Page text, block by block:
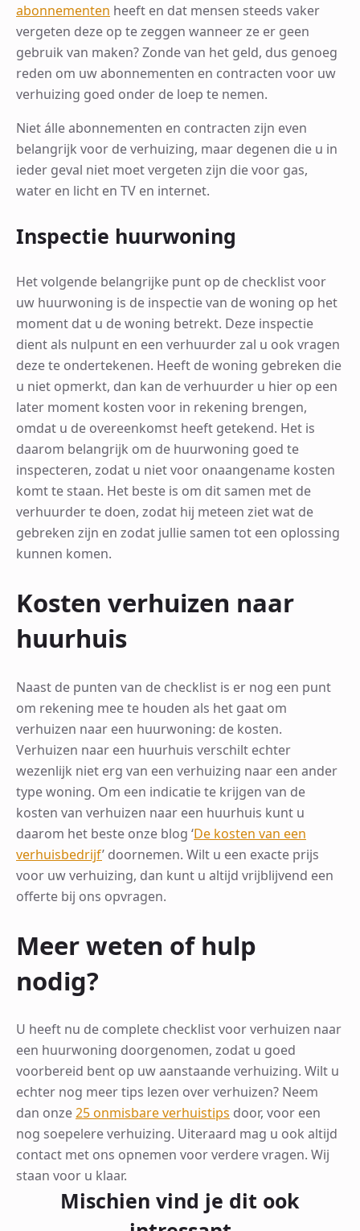
abonnementen heeft en dat mensen steeds vaker
vergeten deze op te zeggen wanneer ze er geen
gebruik van maken? Zonde van het geld, dus genoeg
reden om uw abonnementen en contracten voor uw
verhuizing goed onder de loep te nemen.
Niet álle abonnementen en contracten zijn even
belangrijk voor de verhuizing, maar degenen die u in
ieder geval niet moet vergeten zijn die voor gas,
water en licht en TV en internet.
Inspectie huurwoning
Het volgende belangrijke punt op de checklist voor
uw huurwoning is de inspectie van de woning op het
moment dat u de woning betrekt. Deze inspectie
dient als nulpunt en een verhuurder zal u ook vragen
deze te ondertekenen. Heeft de woning gebreken die
u niet opmerkt, dan kan de verhuurder u hier op een
later moment kosten voor in rekening brengen,
omdat u de overeenkomst heeft getekend. Het is
daarom belangrijk om de huurwoning goed te
inspecteren, zodat u niet voor onaangename kosten
komt te staan. Het beste is om dit samen met de
verhuurder te doen, zodat hij meteen ziet wat de
gebreken zijn en zodat jullie samen tot een oplossing
kunnen komen.
Kosten verhuizen naar
huurhuis
Naast de punten van de checklist is er nog een punt
om rekening mee te houden als het gaat om
verhuizen naar een huurwoning: de kosten.
Verhuizen naar een huurhuis verschilt echter
wezenlijk niet erg van een verhuizing naar een ander
type woning. Om een indicatie te krijgen van de
kosten van verhuizen naar een huurhuis kunt u
daarom het beste onze blog ‘De kosten van een
verhuisbedrijf’ doornemen. Wilt u een exacte prijs
voor uw verhuizing, dan kunt u altijd vrijblijvend een
offerte bij ons opvragen.
Meer weten of hulp
nodig?
U heeft nu de complete checklist voor verhuizen naar
een huurwoning doorgenomen, zodat u goed
voorbereid bent op uw aanstaande verhuizing. Wilt u
echter nog meer tips lezen over verhuizen? Neem
dan onze25 onmisbare verhuistips door, voor een
nog soepelere verhuizing. Uiteraard mag u ook altijd
contact met ons opnemen voor verdere vragen. Wij
staan voor u klaar.
Mischien vind je dit ook